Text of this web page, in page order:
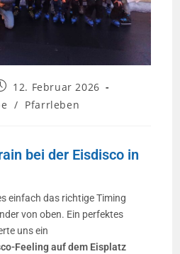
12. Februar 2026
/ Pfarrleben
bei der Eisdisco in
einfach das richtige Timing
von oben. Ein perfektes
uns ein
Feelingauf dem Eisplatz